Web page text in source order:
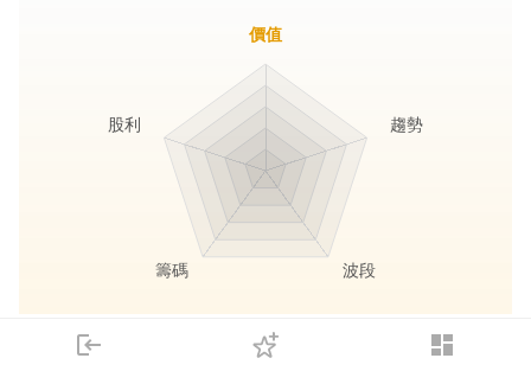
login dashboard
下單
長線價值 存股收息
價值
趨勢
波段
籌碼
股利